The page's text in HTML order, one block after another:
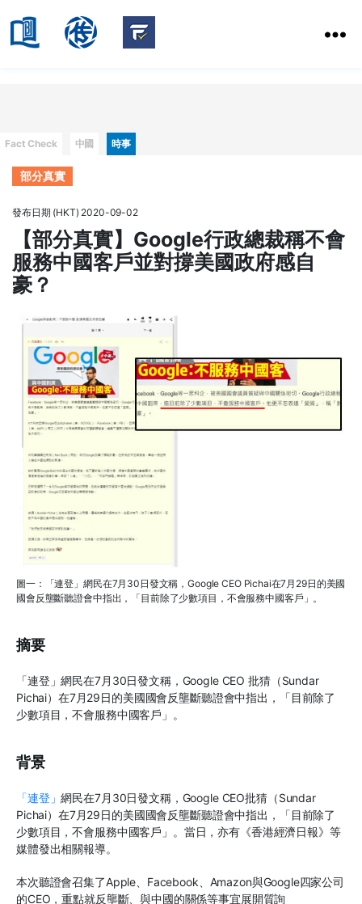
HKBU
of
Communication
Categories
Fact Check 中國 時事
部分真實
發布日期 (HKT) 2020-09-02
【部分真實】Google行政總裁稱不會
服務中國客戶並對撐美國政府感自
豪？
圖一：「連登」網民在7月30日發文稱，Google CEO Pichai在7月29日的美國
國會反壟斷聽證會中指出，「目前除了少數項目，不會服務中國客戶」。
摘要
「連登」網民在7月30日發文稱，Google CEO 批猜（Sundar
Pichai）在7月29日的美國國會反壟斷聽證會中指出，「目前除了
少數項目，不會服務中國客戶」。
背景
「連登」網民在7月30日發文稱，Google CEO批猜（Sundar
Pichai）在7月29日的美國國會反壟斷聽證會中指出，「目前除了
少數項目，不會服務中國客戶」。當日，亦有《香港經濟日報》等
媒體發出相關報導。
本次聽證會召集了Apple、Facebook、Amazon與Google四家公司
的CEO，重點就反壟斷、與中國的關係等事宜展開質詢